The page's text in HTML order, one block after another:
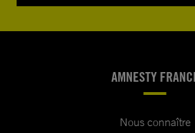
AMNESTY
Nous connaître